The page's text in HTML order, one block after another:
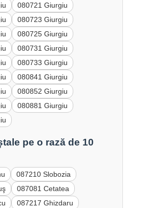
080721 Giurgiu
080723 Giurgiu
080725 Giurgiu
080731 Giurgiu
080733 Giurgiu
080841 Giurgiu
080852 Giurgiu
080881 Giurgiu
pe o rază de 10
087210 Slobozia
087081 Cetatea
087217 Ghizdaru